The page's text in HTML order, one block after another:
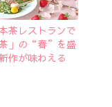
茶レストランで
茶」の“春”を盛
作が味わえる